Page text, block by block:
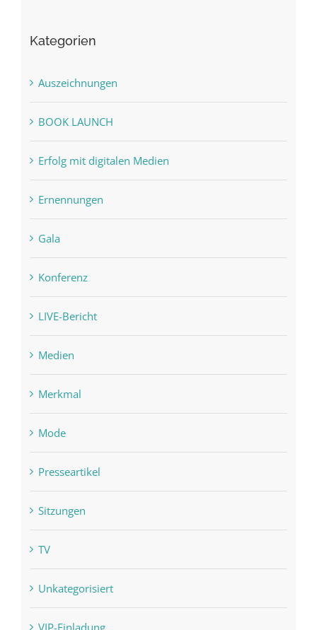
Kategorien
Auszeichnungen
BOOK LAUNCH
Erfolg mit digitalen Medien
Ernennungen
Gala
Konferenz
LIVE-Bericht
Medien
Merkmal
Mode
Presseartikel
Sitzungen
TV
Unkategorisiert